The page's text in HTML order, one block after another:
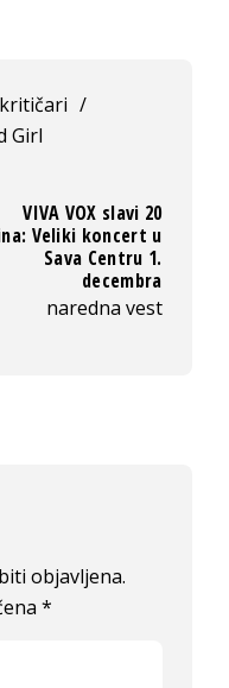
kritičari /
Girl
VIVA VOX slavi 20
Veliki koncert u
Sava Centru 1.
decembra
naredna vest
objavljena.
*